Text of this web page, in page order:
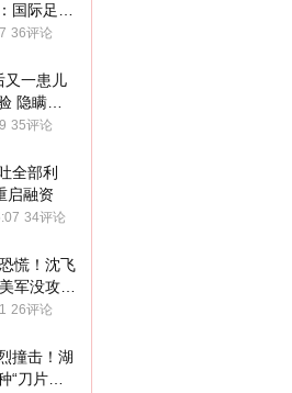
国际足联
导下前行
36评论
又一患儿
隐瞒一
35评论
全部利
启融资
34评论
慌！沈飞
军没攻克
26评论
撞击！湖
“刀片超